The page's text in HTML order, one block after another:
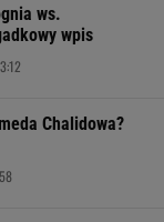
ws.
wpis
Chalidowa?